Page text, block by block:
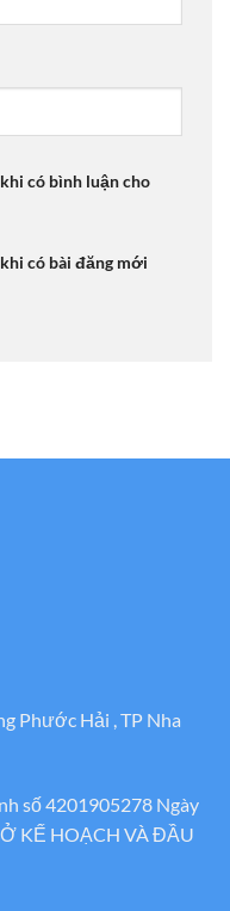
có bình luận cho
có bài đăng mới
Phước Hải , TP Nha
số 4201905278 Ngày
KẾ HOẠCH VÀ ĐẦU